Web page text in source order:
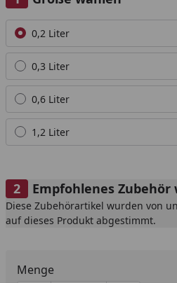
Alle anzeigen (4)
0,2 Liter
0,3 Liter
0,6 Liter
1,2 Liter
Empfohlenes Zubehör
Diese Zubehörartikel wurden von
auf dieses Produkt abgestimmt.
Menge